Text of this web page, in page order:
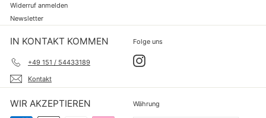
Widerruf anmelden
Newsletter
IN KONTAKT KOMMEN
+49 151 / 54433189
Kontakt
Folge uns
Instagram
WIR AKZEPTIEREN Währung